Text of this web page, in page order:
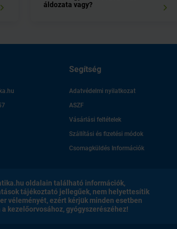
áldozata vagy?
Segítség
Adatvédelmi nyilatkozat
ASZF
Vásárlási feltételek
Szállítási és fizetési módok
Csomagküldés Információk
oldalain található információk,
tájékoztató jellegűek, nem helyettesítik
véleményét, ezért kérjük minden esetben
kezelőorvosához, gyógyszerészéhez!